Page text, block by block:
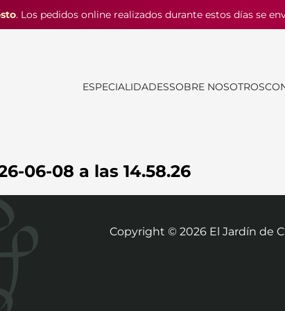
. Los pedidos online realizados durante estos días se
ESPECIALIDADESSOBRE NOSOTROS
06-08 a las 14.58.26
Copyright © 2026El Jardín de